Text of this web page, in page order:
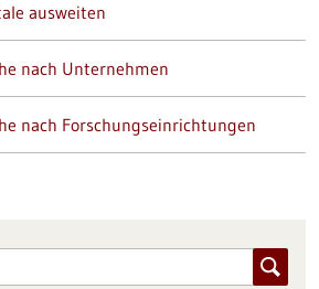
ausweiten
nach Unternehmen
nach Forschungseinrichtungen